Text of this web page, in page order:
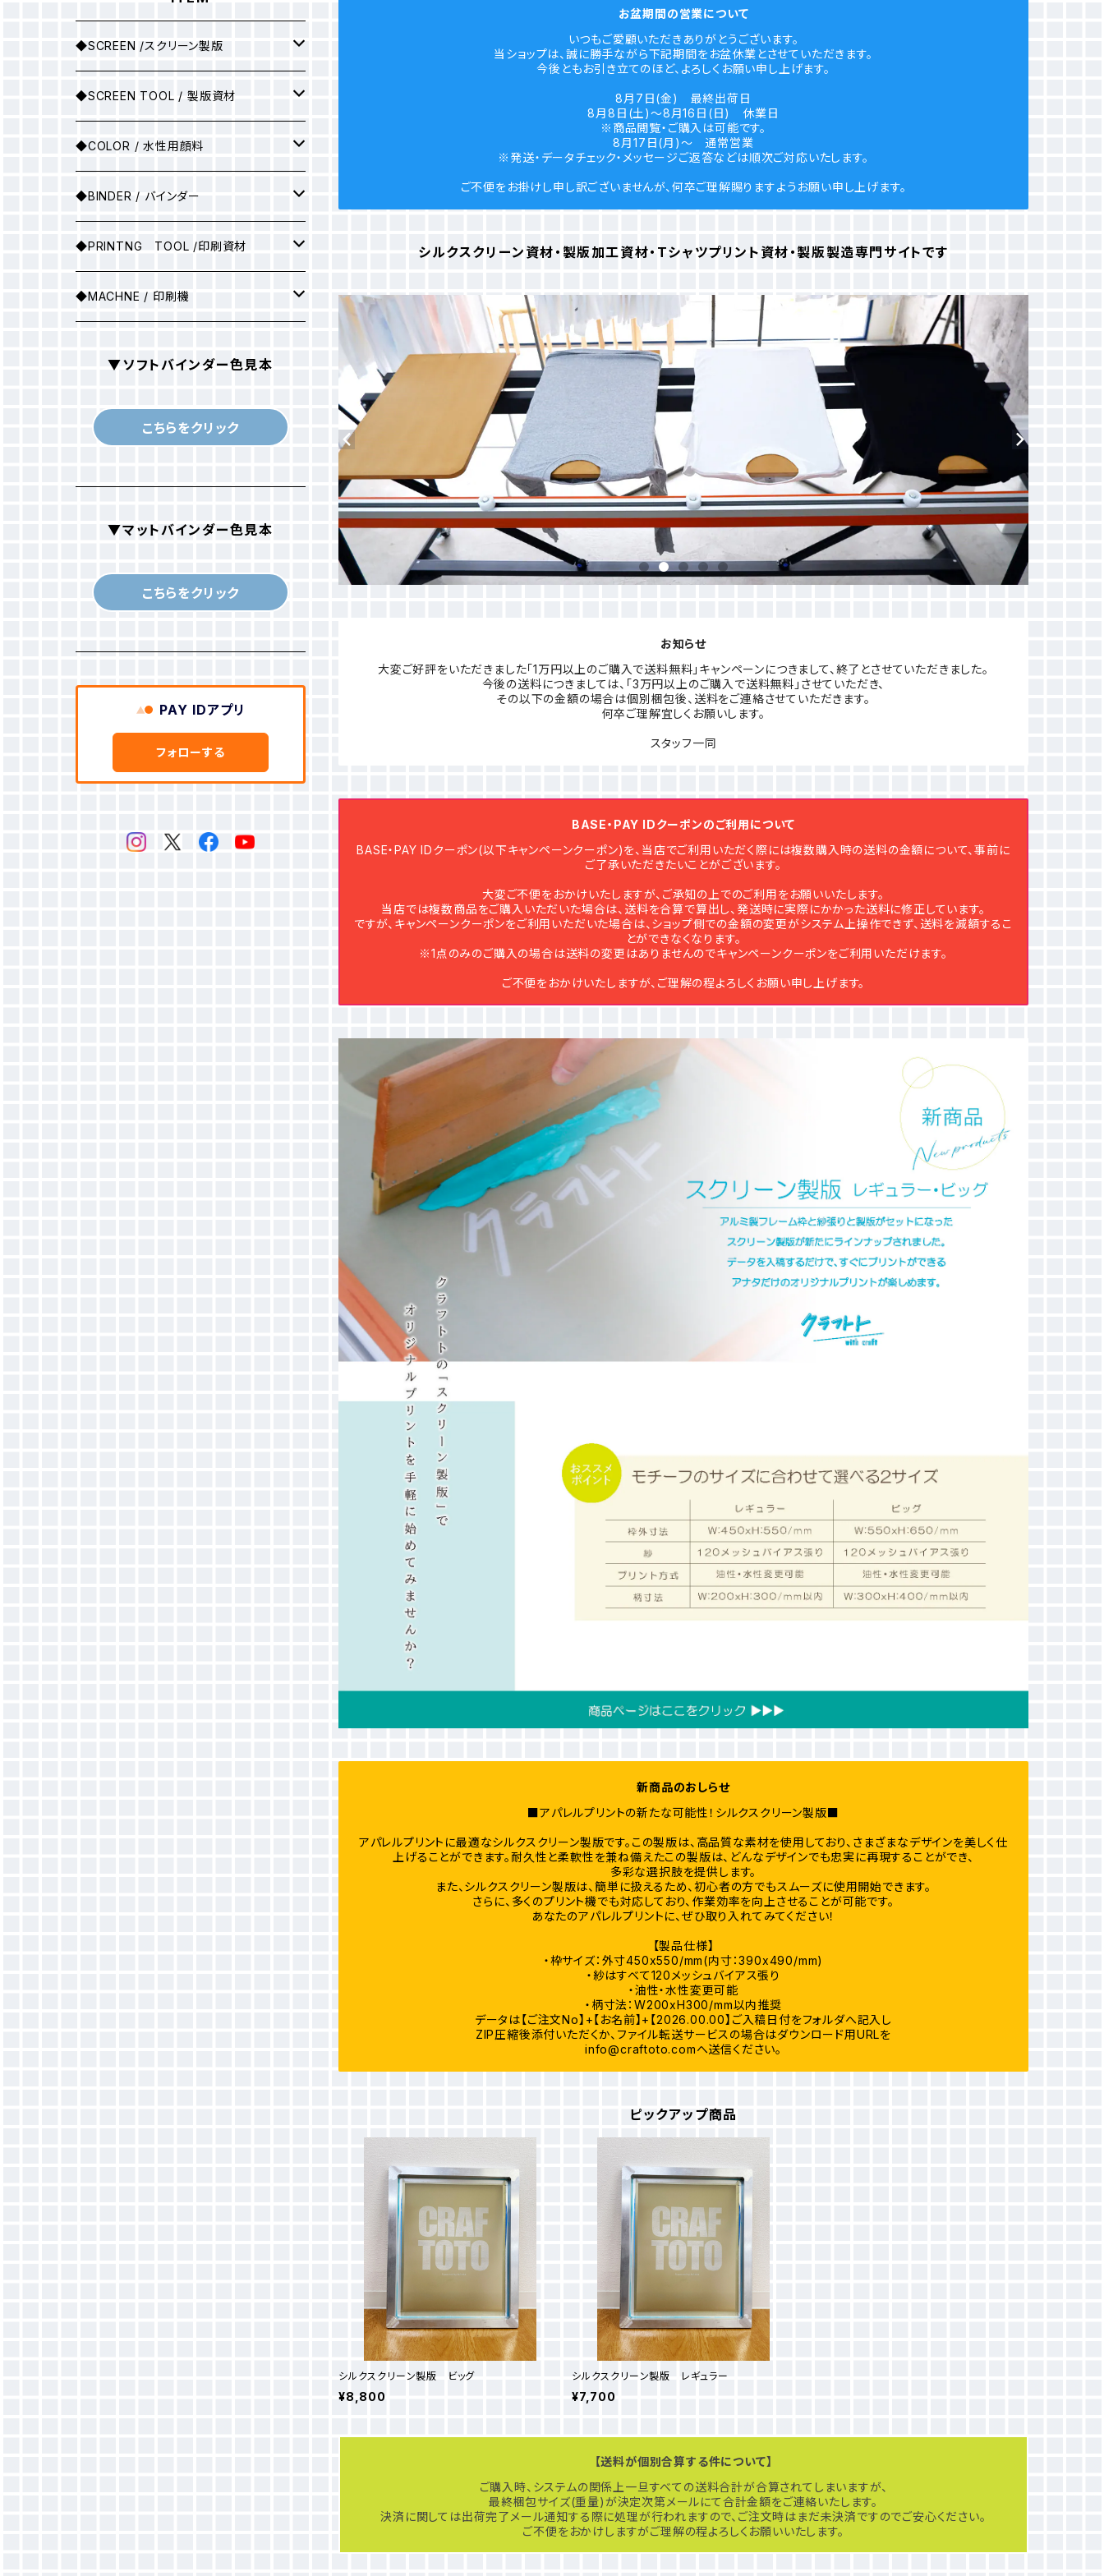
お盆期間の営業について
いつもご愛顧いただきありがとうございます。
当ショップは、誠に勝手ながら下記期間をお盆休業とさせていただきます。
今後ともお引き立てのほど、よろしくお願い申し上げます。
8月7日(金) 最終出荷日
8月8日(土)～8月16日(日) 休業日
※商品閲覧・ご購入は可能です。
8月17日(月)～ 通常営業
※発送・データチェック・メッセージご返答などは順次ご対応いたします。
ご不便をお掛けし申し訳ございませんが、何卒ご理解賜りますようお願い申し上げます。
シルクスクリーン資材・製版加工資材・Tシャツプリント資材・製版製造専門サイトです
お知らせ
大変ご好評をいただきました「1万円以上のご購入で送料無料」キャンペーンにつきまして、終了とさせていただきました。
今後の送料につきましては、「3万円以上のご購入で送料無料」させていただき、
その以下の金額の場合は個別梱包後、送料をご連絡させていただきます。
何卒ご理解宜しくお願いします。
スタッフ一同
BASE・PAY IDクーポンのご利用について
BASE・PAY IDクーポン(以下キャンペーンクーポン)を、当店でご利用いただく際には複数購入時の送料の金額について、事前に
ご了承いただきたいことがございます。
大変ご不便をおかけいたしますが、ご承知の上でのご利用をお願いいたします。
当店では複数商品をご購入いただいた場合は、送料を合算で算出し、発送時に実際にかかった送料に修正しています。
ですが、キャンペーンクーポンをご利用いただいた場合は、ショップ側での金額の変更がシステム上操作できず、送料を減額するこ
とができなくなります。
※1点のみのご購入の場合は送料の変更はありませんのでキャンペーンクーポンをご利用いただけます。
ご不便をおかけいたしますが、ご理解の程よろしくお願い申し上げます。
新商品のおしらせ
■アパレルプリントの新たな可能性！シルクスクリーン製版■
アパレルプリントに最適なシルクスクリーン製版です。この製版は、高品質な素材を使用しており、さまざまなデザインを美しく仕
上げることができます。耐久性と柔軟性を兼ね備えたこの製版は、どんなデザインでも忠実に再現することができ、
多彩な選択肢を提供します。
また、シルクスクリーン製版は、簡単に扱えるため、初心者の方でもスムーズに使用開始できます。
さらに、多くのプリント機でも対応しており、作業効率を向上させることが可能です。
あなたのアパレルプリントに、ぜひ取り入れてみてください！
【製品仕様】
・枠サイズ：外寸450x550/mm(内寸：390x490/mm)
・紗はすべて120メッシュバイアス張り
・油性・水性変更可能
・柄寸法：W200xH300/mm以内推奨
データは【ご注文No】+【お名前】+【2026.00.00】ご入稿日付をフォルダへ記入し
ZIP圧縮後添付いただくか、ファイル転送サービスの場合はダウンロード用URLを
info@craftoto.comへ送信ください。
ピックアップ商品
シルクスクリーン製版 ビッグ
¥8,800
シルクスクリーン製版 レギュラー
¥7,700
【送料が個別合算する件について】
ご購入時、システムの関係上一旦すべての送料合計が合算されてしまいますが、
最終梱包サイズ(重量)が決定次第メールにて合計金額をご連絡いたします。
決済に関しては出荷完了メール通知する際に処理が行われますので、ご注文時はまだ未決済ですのでご安心ください。
ご不便をおかけしますがご理解の程よろしくお願いいたします。
◆SCREEN /スクリーン製版
シルクスクリーン製版
◆SCREEN TOOL / 製版資材
製版用インクジェットプリント
●A3サイズ
●A2サイズ
アルミ枠
アルミ枠+紗張り
フィルム
感光膜剥離剤
◆COLOR / 水性用顔料
▶25ｇ
▶100ｇ
◆BINDER / バインダー
▶ソフトバインダー(カラー)
▶ソフトバインダー（ホワイト）
▶ホットバインダー
バインダー添加剤
●目詰まり防止剤
◆PRINTNG TOOL /印刷資材
スキージ
◆MACHNE / 印刷機
▼ソフトバインダー色見本
こちらをクリック
▼マットバインダー色見本
こちらをクリック
PAY IDアプリ
フォローする